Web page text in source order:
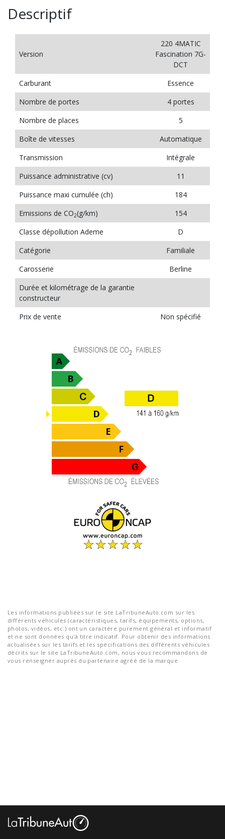
Descriptif
Version
220 4MATIC
Fascination 7G-
DCT
Carburant
Essence
Nombre de portes
4 portes
Nombre de places
5
Boîte de vitesses
Automatique
Transmission
Intégrale
Puissance administrative (cv)
11
Puissance maxi cumulée (ch)
184
Emissions de CO2(g/km)
154
Classe dépollution Ademe
D
Catégorie
Familiale
Carosserie
Berline
Durée et kilométrage de la garantie
constructeur
Prix de vente
Non spécifié
Les informations publiées sur le site LaTribuneAuto.com sur les
différents véhicules (caractéristiques, tarifs, équipements, options,
photos, vidéos, etc.) ont un caractère purement général et informatif
et ne sont données qu'à titre indicatif. Pour obtenir des informations
actualisées sur les tarifs et les spécifications des différents véhicules
décrits sur le site LaTribuneAuto.com, nous vous recommandons de
vous renseigner auprès du partenaire agréé de la marque.